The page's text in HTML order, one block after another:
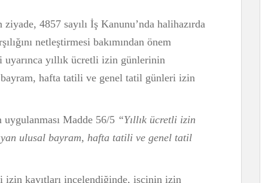
4857 sayılı İş Kanunu’nda halihazırda
netleştirmesi bakımından önem
uyarınca yıllık ücretli izin günlerinin
bayram, hafta tatili ve genel tatil günleri izin
Madde 56/5 “Yıllık ücretli izin
ulusal bayram, hafta tatili ve genel tatil
izin kayıtları incelendiğinde, işçinin izin